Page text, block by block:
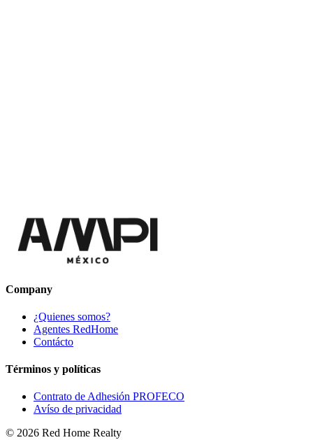
Company
¿Quienes somos?
Agentes RedHome
Contácto
Términos y políticas
Contrato de Adhesión PROFECO
Avíso de privacidad
© 2026 Red Home Realty